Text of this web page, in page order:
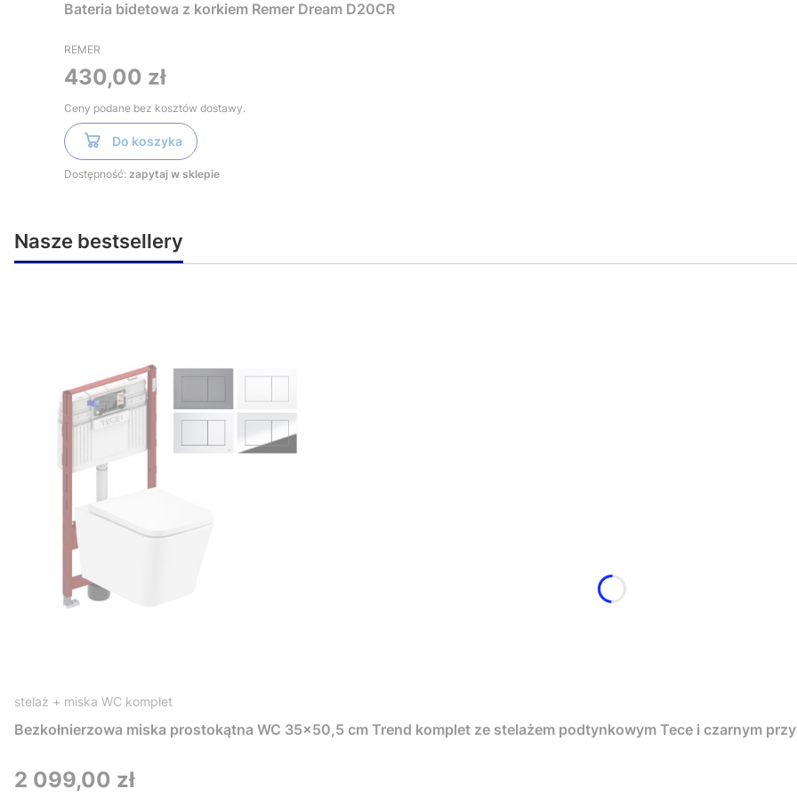
Bateria bidetowa z korkiem Remer Dream D20CR
REMER
Cena
430,00 zł
Ceny podane bez kosztów dostawy.
Do koszyka
Dostępność: zapytaj w sklepie
Nasze bestsellery
stelaż + miska WC komplet
Bezkołnierzowa miska prostokątna WC 35x50,5 cm Trend komplet ze stelażem podtynkowym Tece i czarnym
Cena
2 099,00 zł